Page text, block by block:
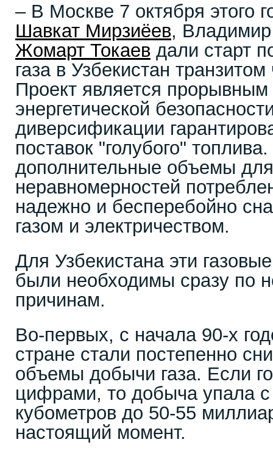
– В Москве 7 октября этого
Шавкат Мирзиёев,
Жомарт Токаев дали старт
газа в Узбекистан
Проект является
энергетической
диверсификации
поставок "голубого"
дополнительные объемы
неравномерностей
надежно и бесперебойно
газом и электричеством.
Для Узбекистана эти
были необходимы сразу по
причинам.
Во-первых, с начала 90-х
стране стали постепенно
объемы добычи газа. Если
цифрами, то добыча упала
кубометров до 50-55
настоящий момент.